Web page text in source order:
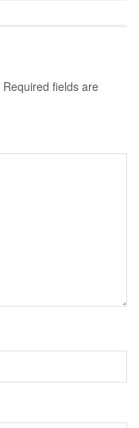
Required fields are